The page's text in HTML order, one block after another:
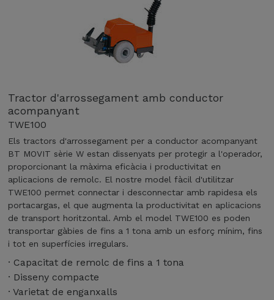
Tractor d'arrossegament amb conductor
acompanyant
TWE100
Els tractors d'arrossegament per a conductor acompanyant
BT MOVIT sèrie W estan dissenyats per protegir a l'operador,
proporcionant la màxima eficàcia i productivitat en
aplicacions de remolc. El nostre model fàcil d'utilitzar
TWE100 permet connectar i desconnectar amb rapidesa els
portacargas, el que augmenta la productivitat en aplicacions
de transport horitzontal. Amb el model TWE100 es poden
transportar gàbies de fins a 1 tona amb un esforç mínim, fins
i tot en superfícies irregulars.
· Capacitat de remolc de fins a 1 tona
· Disseny compacte
· Varietat de enganxalls